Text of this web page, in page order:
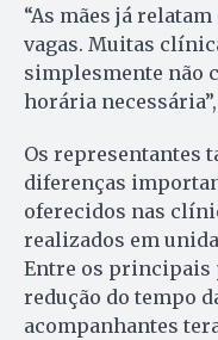
“As mães já
vagas. Muitas
simplesmente não
horária
Os representantes
diferenças
oferecidos nas
realizados em
Entre os principais
redução do tempo
acompanhantes